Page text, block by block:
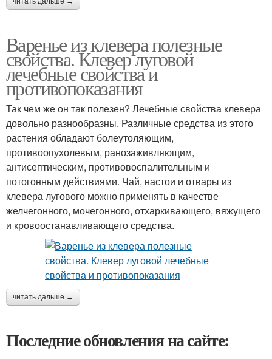
Варенье из клевера полезные
свойства. Клевер луговой
лечебные свойства и
противопоказания
Так чем же он так полезен? Лечебные свойства клевера
довольно разнообразны. Различные средства из этого
растения обладают болеутоляющим,
противоопухолевым, ранозаживляющим,
антисептическим, противовоспалительным и
потогонным действиями. Чай, настои и отвары из
клевера лугового можно применять в качестве
желчегонного, мочегонного, отхаркивающего, вяжущего
и кровоостанавливающего средства.
читать дальше →
Последние обновления на сайте: